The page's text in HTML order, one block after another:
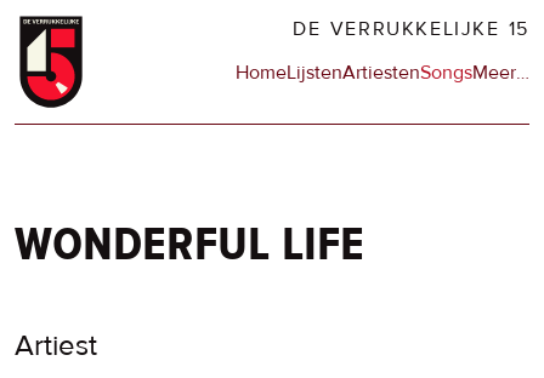
Overslaan
naar
DE VERRUKKELIJKE 15
Hoofdnavigatie
HomeLijstenArtiestenSongsMeerop
…
wonderful life
Artiest